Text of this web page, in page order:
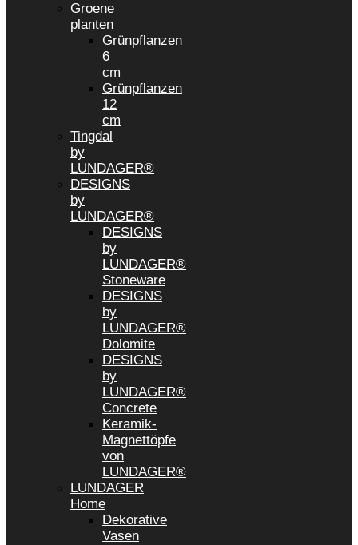
Groene
planten
Grünpflanzen
6
cm
Grünpflanzen
12
cm
Tingdal
by
LUNDAGER®
DESIGNS
by
LUNDAGER®
DESIGNS
by
LUNDAGER®
Stoneware
DESIGNS
by
LUNDAGER®
Dolomite
DESIGNS
by
LUNDAGER®
Concrete
Keramik-
Magnettöpfe
von
LUNDAGER®
LUNDAGER
Home
Dekorative
Vasen